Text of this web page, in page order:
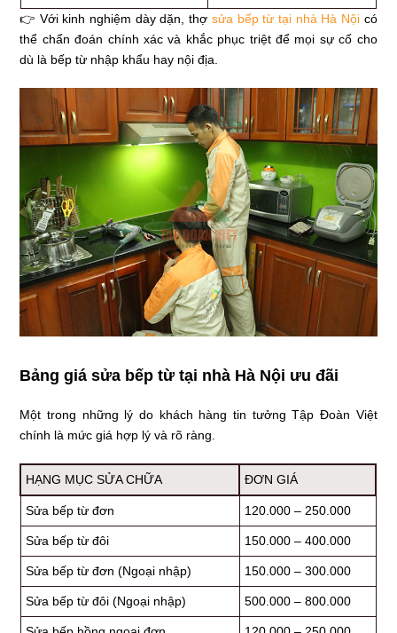
👉 Với kinh nghiệm dày dặn, thợ sửa bếp từ tại nhà Hà Nộicó
thể chẩn đoán chính xác và khắc phục triệt để mọi sự cố cho
dù là bếp từ nhập khẩu hay nội địa.
Bảng giá sửa bếp từ tại nhà Hà Nội ưu đãi
Một trong những lý do khách hàng tin tưởng Tập Đoàn Việt
chính là mức giá hợp lý và rõ ràng.
HẠNG MỤC SỬA CHỮA ĐƠN GIÁ
Sửa bếp từ đơn 120.000 – 250.000
Sửa bếp từ đôi 150.000 – 400.000
Sửa bếp từ đơn (Ngoại nhập) 150.000 – 300.000
Sửa bếp từ đôi (Ngoại nhập) 500.000 – 800.000